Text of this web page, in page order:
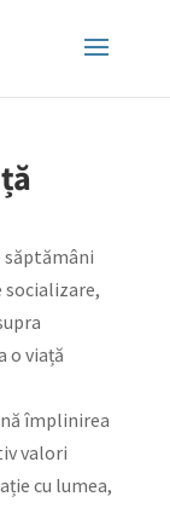
săptămâni
socializare,
o viață
împlinirea
valori
cu lumea,